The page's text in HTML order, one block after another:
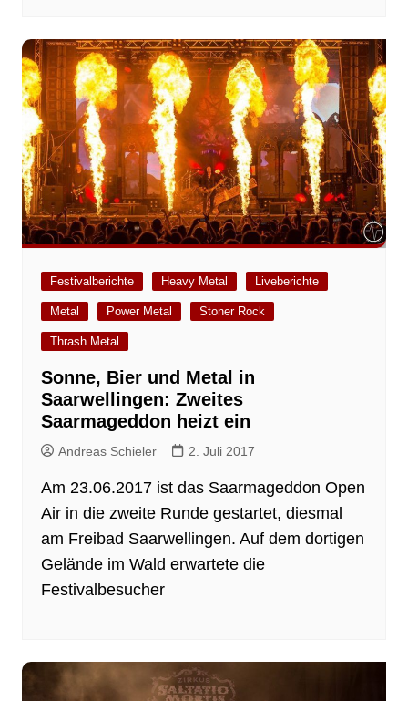
Festivalberichte Heavy Metal Liveberichte
Metal Power Metal Stoner Rock
Thrash Metal
Sonne, Bier und Metal in
Saarwellingen: Zweites
Saarmageddon heizt ein
Andreas Schieler 2. Juli 2017
Am 23.06.2017 ist das Saarmageddon Open
Air in die zweite Runde gestartet, diesmal
am Freibad Saarwellingen. Auf dem dortigen
Gelände im Wald erwartete die
Festivalbesucher